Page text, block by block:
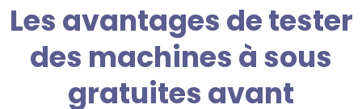
Les avantages de tester
des machines à sous
gratuites avant